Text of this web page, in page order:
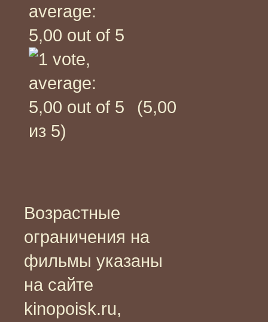
(5,00
из 5)
Возрастные
ограничения на
фильмы указаны
на сайте
kinopoisk.ru,